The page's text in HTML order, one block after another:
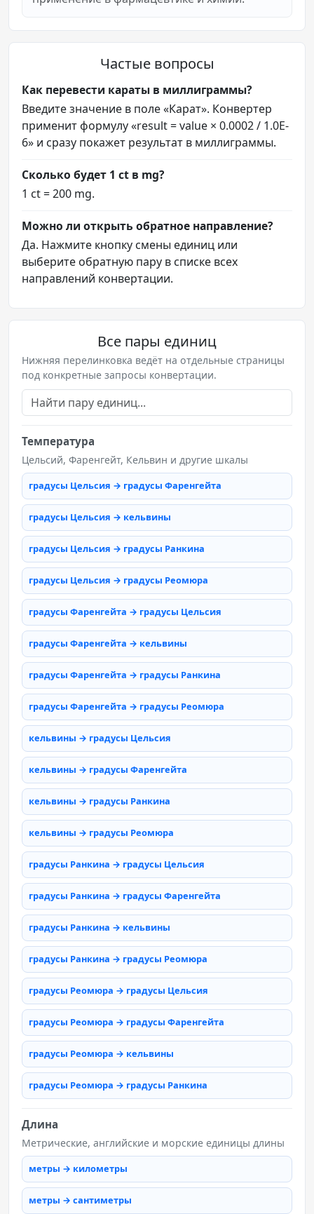
Частые вопросы
Как перевести караты в миллиграммы?
Введите значение в поле «Карат». Конвертер
применит формулу «result = value × 0.0002 / 1.0E-
6» и сразу покажет результат в миллиграммы.
Сколько будет 1 ct в mg?
1 ct = 200 mg.
Можно ли открыть обратное направление?
Да. Нажмите кнопку смены единиц или
выберите обратную пару в списке всех
направлений конвертации.
Все пары единиц
Нижняя перелинковка ведёт на отдельные страницы
под конкретные запросы конвертации.
Температура
Цельсий, Фаренгейт, Кельвин и другие шкалы
градусы Цельсия → градусы Фаренгейта
градусы Цельсия → кельвины
градусы Цельсия → градусы Ранкина
градусы Цельсия → градусы Реомюра
градусы Фаренгейта → градусы Цельсия
градусы Фаренгейта → кельвины
градусы Фаренгейта → градусы Ранкина
градусы Фаренгейта → градусы Реомюра
кельвины → градусы Цельсия
кельвины → градусы Фаренгейта
кельвины → градусы Ранкина
кельвины → градусы Реомюра
градусы Ранкина → градусы Цельсия
градусы Ранкина → градусы Фаренгейта
градусы Ранкина → кельвины
градусы Ранкина → градусы Реомюра
градусы Реомюра → градусы Цельсия
градусы Реомюра → градусы Фаренгейта
градусы Реомюра → кельвины
градусы Реомюра → градусы Ранкина
Длина
Метрические, английские и морские единицы длины
метры → километры
метры → сантиметры